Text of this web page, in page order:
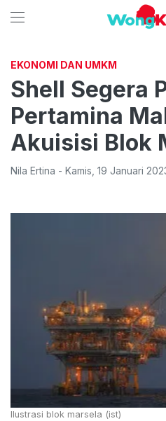
EKONOMI DAN UMKM
Shell Segera
Pertamina
Akuisisi Blok
Nila Ertina - Kamis 19 Januari
Ilustrasi blok marsela (ist)